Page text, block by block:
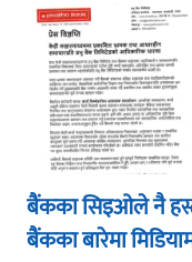
बैंकका सिइओले नै
बैंकका बारेमा